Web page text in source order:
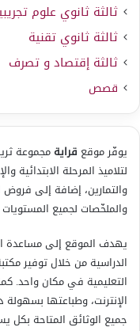
ثالثة ثانوي علوم
ثالثة ثانوي تقنية
ثالثة إقتصاد و تصرف
قصص
يوفّر موقع قرايةمجموعة
لتلاميذ المرحلة الابتدائية
والتمارين، إضافة إلى فروض
والملخّصات لجميع المستويات
يهدف الموقع إلى مساعدة
الدراسية من خلال توفير
التعليمية في مكان واحد.
الإنترنت، وطباعتها بسهولة
جميع الوثائق المتاحة بكل